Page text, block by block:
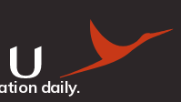
daily.